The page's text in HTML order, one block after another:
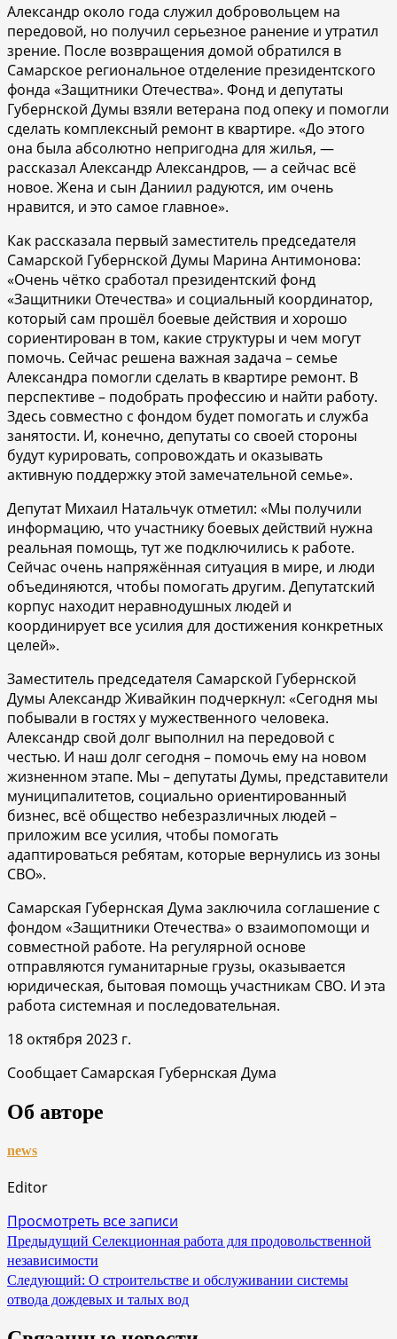
Александр около года служил добровольцем на
передовой, но получил серьезное ранение и утратил
зрение. После возвращения домой обратился в
Самарское региональное отделение президентского
фонда «Защитники Отечества». Фонд и депутаты
Губернской Думы взяли ветерана под опеку и помогли
сделать комплексный ремонт в квартире. «До этого
она была абсолютно непригодна для жилья, —
рассказал Александр Александров, — а сейчас всё
новое. Жена и сын Даниил радуются, им очень
нравится, и это самое главное».
Как рассказала первый заместитель председателя
Самарской Губернской Думы Марина Антимонова:
«Очень чётко сработал президентский фонд
«Защитники Отечества» и социальный координатор,
который сам прошёл боевые действия и хорошо
сориентирован в том, какие структуры и чем могут
помочь. Сейчас решена важная задача – семье
Александра помогли сделать в квартире ремонт. В
перспективе – подобрать профессию и найти работу.
Здесь совместно с фондом будет помогать и служба
занятости. И, конечно, депутаты со своей стороны
будут курировать, сопровождать и оказывать
активную поддержку этой замечательной семье».
Депутат Михаил Натальчук отметил: «Мы получили
информацию, что участнику боевых действий нужна
реальная помощь, тут же подключились к работе.
Сейчас очень напряжённая ситуация в мире, и люди
объединяются, чтобы помогать другим. Депутатский
корпус находит неравнодушных людей и
координирует все усилия для достижения конкретных
целей».
Заместитель председателя Самарской Губернской
Думы Александр Живайкин подчеркнул: «Сегодня мы
побывали в гостях у мужественного человека.
Александр свой долг выполнил на передовой с
честью. И наш долг сегодня – помочь ему на новом
жизненном этапе. Мы – депутаты Думы, представители
муниципалитетов, социально ориентированный
бизнес, всё общество небезразличных людей –
приложим все усилия, чтобы помогать
адаптироваться ребятам, которые вернулись из зоны
СВО».
Самарская Губернская Дума заключила соглашение с
фондом «Защитники Отечества» о взаимопомощи и
совместной работе. На регулярной основе
отправляются гуманитарные грузы, оказывается
юридическая, бытовая помощь участникам СВО. И эта
работа системная и последовательная.
18 октября 2023 г.
Сообщает Самарская Губернская Дума
Об авторе
news
Editor
Просмотреть все записи
Навигация
по
записям
Предыдущий Селекционная работа для продовольственной
независимости
Следующий: О строительстве и обслуживании системы
отвода дождевых и талых вод